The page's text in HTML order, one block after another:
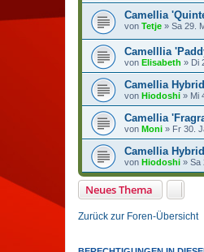
Camellia
von Tetje » Sa 29.
Camelllia
von Elisabeth » Di
Camellia
von Hiodoshi » Mi
Camellia
von Moni » Fr 30.
Camellia
von Hiodoshi » Sa
Neues Thema
Zurück zur Foren-Übersicht